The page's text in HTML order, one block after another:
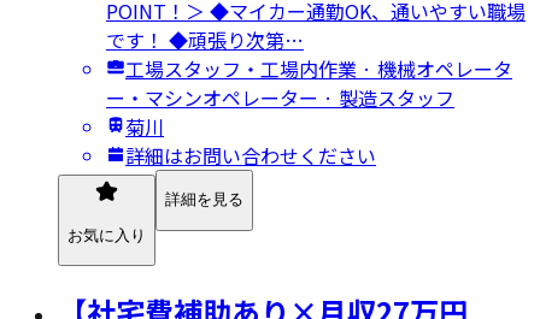
POINT！＞ ◆マイカー通勤OK、通いやすい職場
です！ ◆頑張り次第…
工場スタッフ・工場内作業 · 機械オペレータ
ー・マシンオペレーター · 製造スタッフ
菊川
詳細はお問い合わせください
お気に入り
詳細を見る